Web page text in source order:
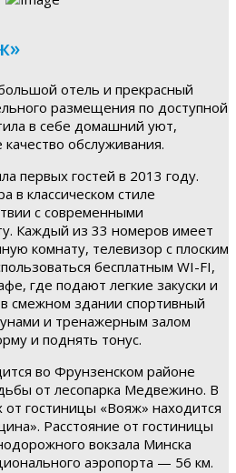
отель и прекрасный
размещения по доступной
в себе домашний уют,
обслуживания.
первых гостей в 2013 году.
в классическом стиле
с современными
Каждый из 33 номеров имеет
комнату, телевизор с плоским
бесплатным WI-FI,
где подают легкие закуски и
смежном здании спортивный
и тренажерным залом
и поднять тонус.
во Фрунзенском районе
от лесопарка Медвежино. В
от гостиницы «Вояж» находится
Расстояние от гостиницы
вокзала Минска
аэропорта — 56 км.